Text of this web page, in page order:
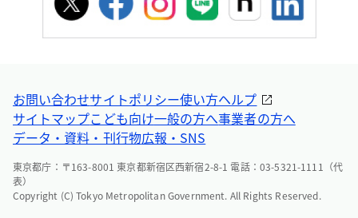
お問い合わせサイトポリシー使い方ヘルプ
サイトマップこども向け一般の方へ事業者の方へ
データ・資料・刊行物広報・SNS
東京都庁：〒163-8001 東京都新宿区西新宿2-8-1 電話：03-5321-1111（代
表）
Copyright (C) Tokyo Metropolitan Government. All Rights Reserved.